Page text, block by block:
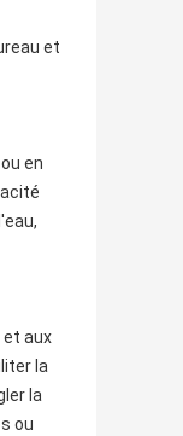
et
en
et aux
la
la
ou